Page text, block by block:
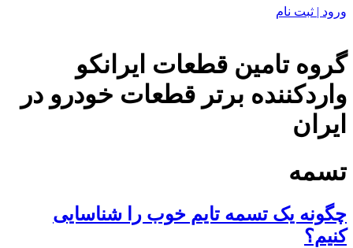
ورود | ثبت نام
گروه تامین قطعات ایرانکو
واردکننده برتر قطعات خودرو در
ایران
تسمه
چگونه یک تسمه تایم خوب را شناسایی
کنیم؟